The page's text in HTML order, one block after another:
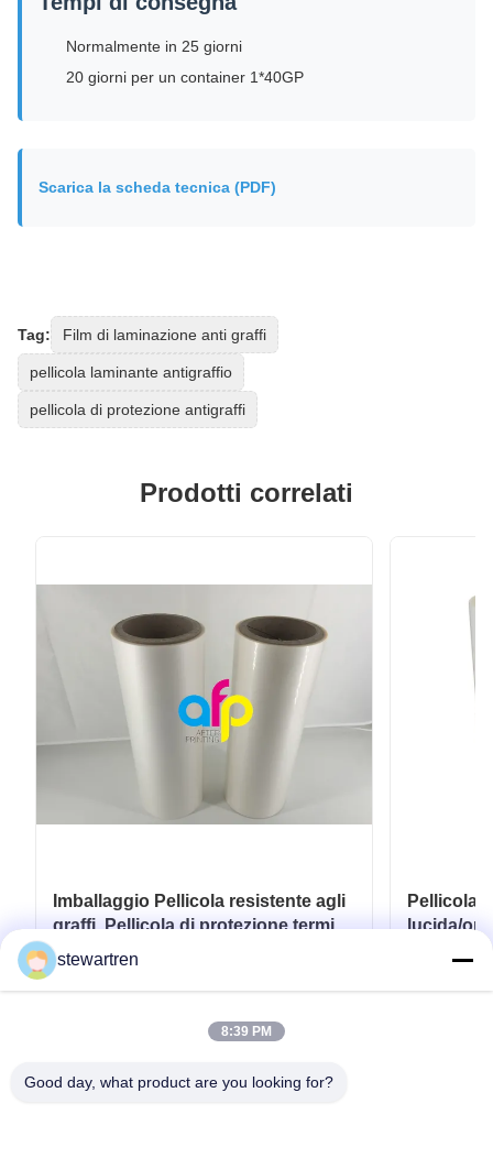
Normalmente in 25 giorni
20 giorni per un container 1*40GP
Scarica la scheda tecnica (PDF)
Tag: Film di laminazione anti graffi
pellicola laminante antigraffio
pellicola di protezione antigraffi
Prodotti correlati
Imballaggio Pellicola resistente agli
graffi, Pellicola di protezione termica
BOPP 28 micron
Pellicola
lucida/
stewartren
8:39 PM
Good day, what product are you looking for?